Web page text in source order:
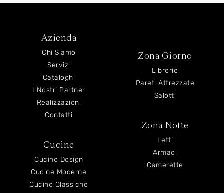
Azienda
Chi Siamo
Servizi
Cataloghi
I Nostri Partner
Realizzazioni
Contatti
Cucine
Cucine Design
Cucine Moderne
Cucine Classiche
Zona Giorno
Librerie
Pareti Attrezzate
Salotti
Zona Notte
Letti
Armadi
Camerette